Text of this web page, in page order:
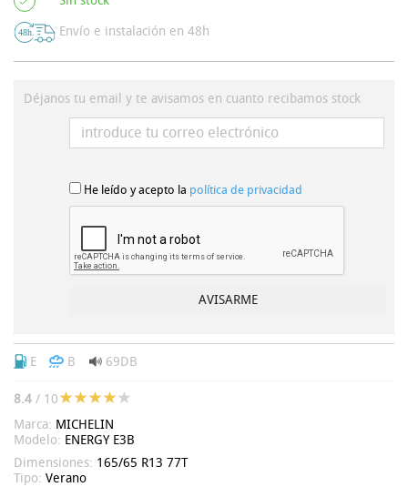
Envío e instalación en 48h
Déjanos tu email y te avisamos en cuanto recibamos stock
He leído y acepto la política de privacidad
E B 69DB
8.4 / 10
Marca: MICHELIN
Modelo: ENERGY E3B
Dimensiones: 165/65 R13 77T
Tipo: Verano